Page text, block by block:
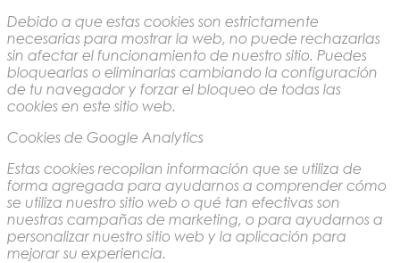
Debido a que estas cookies son estrictamente
necesarias para mostrar la web, no puede rechazarlas
sin afectar el funcionamiento de nuestro sitio. Puedes
bloquearlas o eliminarlas cambiando la configuración
de tu navegador y forzar el bloqueo de todas las
cookies en este sitio web.
Cookies de Google Analytics
Estas cookies recopilan información que se utiliza de
forma agregada para ayudarnos a comprender cómo
se utiliza nuestro sitio web o qué tan efectivas son
nuestras campañas de marketing, o para ayudarnos a
personalizar nuestro sitio web y la aplicación para
mejorar su experiencia.